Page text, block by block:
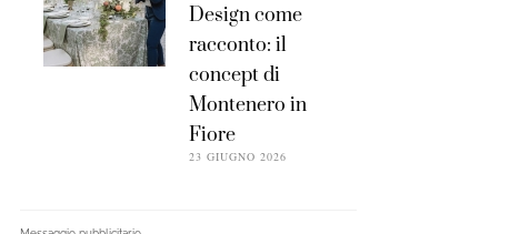
Design come
racconto: il
concept di
Montenero in
Fiore
23 GIUGNO 2026